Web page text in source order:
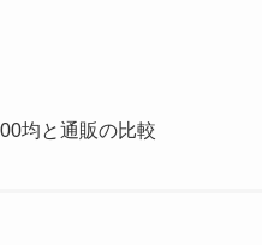
均と通販の比較